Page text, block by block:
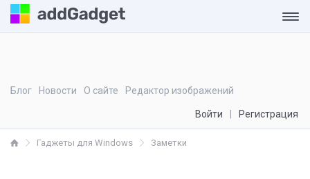
Блог Новости О сайте Редактор изображений
Войти Регистрация
Гаджеты для Windows Заметки